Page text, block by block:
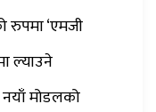
रुपमा ‘एमजी
ल्याउने
मोडलको